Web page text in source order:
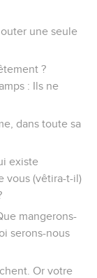
une seule
?
: Ils ne
dans toute sa
existe
vous (vêtira-t-il)
mangerons-
serons-nous
Or votre